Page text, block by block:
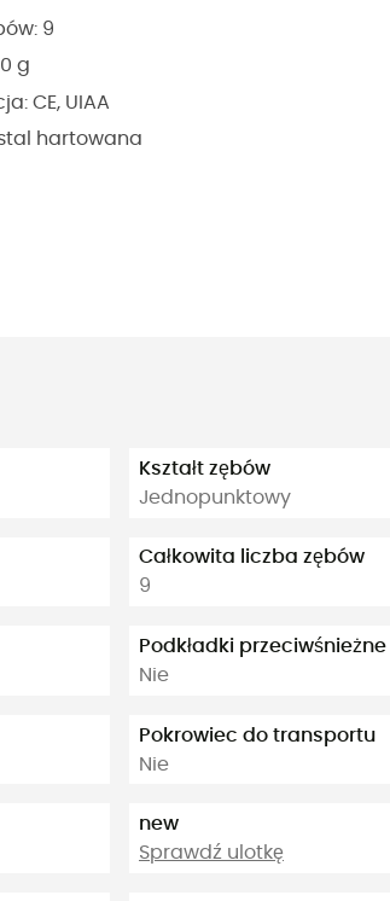
9
g
CE, UIAA
hartowana
Kształt zębów
Jednopunktowy
Całkowita liczba zębów
9
Podkładki przeciwśnieżne
Nie
Pokrowiec do transportu
Nie
new
Sprawdź ulotkę